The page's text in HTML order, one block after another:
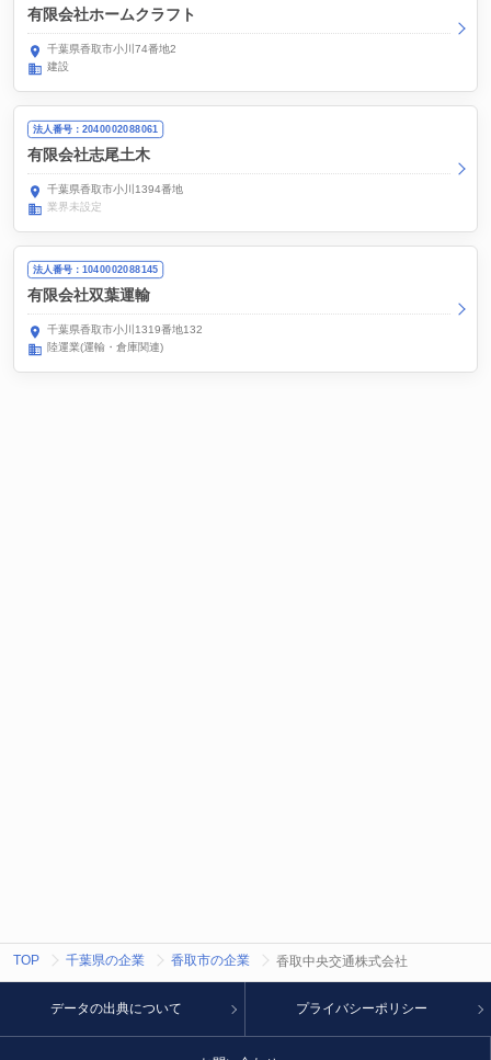
有限会社ホームクラフト
千葉県香取市小川74番地2
建設
法人番号：2040002088061
有限会社志尾土木
千葉県香取市小川1394番地
業界未設定
法人番号：1040002088145
有限会社双葉運輸
千葉県香取市小川1319番地132
陸運業(運輸・倉庫関連)
TOP 千葉県の企業 香取市の企業 香取中央交通株式会社
データの出典について プライバシーポリシー